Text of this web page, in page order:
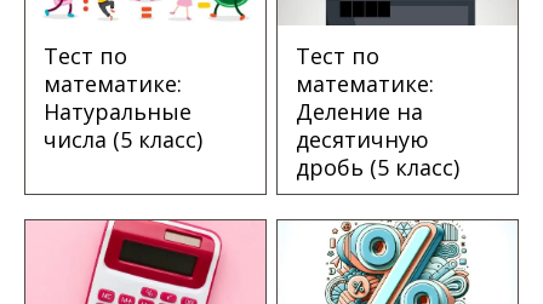
Тест по
математике:
Натуральные
числа (5 класс)
Тест по
математике:
Деление на
десятичную
дробь (5 класс)